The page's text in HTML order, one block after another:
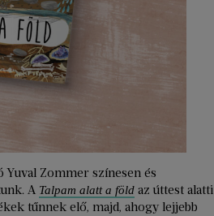
Zommer színesen és
A Talpam alatt a föld az úttest alatti
tűnnek elő, majd, ahogy lejjebb